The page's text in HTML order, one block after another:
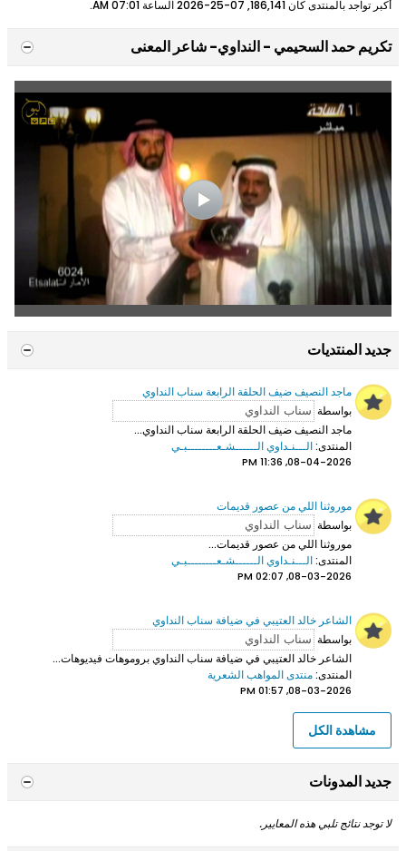
أكبر تواجد بالمنتدى كان 186,141, 07-25-2026 الساعة
07:01 AM
.
تكريم حمد السحيمي - النداوي- شاعر المعنى
جديد المنتديات
ماجد النصيف ضيف الحلقة الرابعة سناب النداوي
بواسطة
ماجد النصيف ضيف الحلقة الرابعة سناب النداوي...
المنتدى:الـــنـداوي الــــــشـعــــــــبـي
08-04-2026, 11:36 PM
موروثنا اللي من عصور قديمات
بواسطة
موروثنا اللي من عصور قديمات...
المنتدى:الـــنـداوي الــــــشـعــــــــبـي
08-03-2026, 02:07 PM
الشاعر خالد العتيبي في ضيافة سناب النداوي
بواسطة
الشاعر خالد العتيبي في ضيافة سناب النداوي بروموهات فيديوهات...
المنتدى:منتدى المواهب الشعرية
08-03-2026, 01:57 PM
مشاهدة الكل
جديد المدونات
لا توجد نتائج تلبي هذه المعايير.